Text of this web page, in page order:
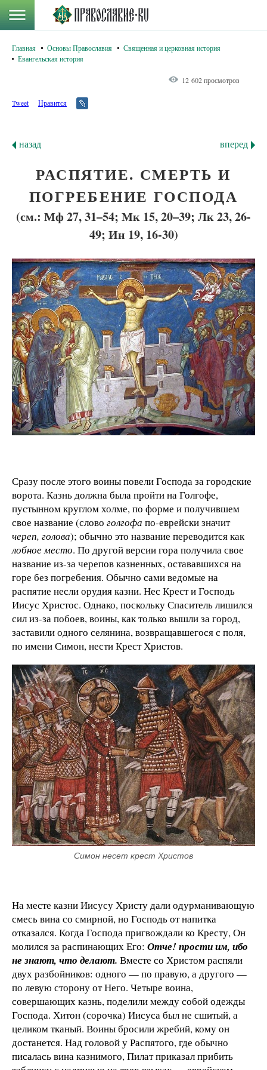
Главная Основы Православия
Священная и церковная история
Евангельская история
12 602 просмотров
Tweet Нравится
назад вперед
РАСПЯТИЕ. СМЕРТЬ И
ПОГРЕБЕНИЕ ГОСПОДА
(см.: Мф 27, 31–54; Мк 15, 20–39; Лк 23, 26-
49; Ин 19, 16-30)
Сразу после этого воины повели Господа за городские
ворота. Казнь должна была пройти на Голгофе,
пустынном круглом холме, по форме и получившем
свое название (слово голгофа по-еврейски значит
череп, голова); обычно это название переводится как
лобное место. По другой версии гора получила свое
название из-за черепов казненных, остававшихся на
горе без погребения. Обычно сами ведомые на
распятие несли орудия казни. Нес Крест и Господь
Иисус Христос. Однако, поскольку Спаситель лишился
сил из-за побоев, воины, как только вышли за город,
заставили одного селянина, возвращавшегося с поля,
по имени Симон, нести Крест Христов.
Симон несет крест Христов
На месте казни Иисусу Христу дали одурманивающую
смесь вина со смирной, но Господь от напитка
отказался. Когда Господа пригвождали ко Кресту, Он
молился за распинающих Его: Отче! прости им, ибо
не знают, что делают. Вместе со Христом распяли
двух разбойников: одного — по правую, а другого —
по левую сторону от Него. Четыре воина,
совершающих казнь, поделили между собой одежды
Господа. Хитон (сорочка) Иисуса был не сшитый, а
целиком тканый. Воины бросили жребий, кому он
достанется. Над головой у Распятого, где обычно
писалась вина казнимого, Пилат приказал прибить